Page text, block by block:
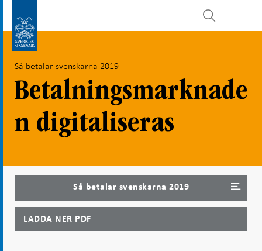
direkt
innehåll
undersidor
Sök
Så betalar svenskarna 2019
Betalningsmarknade
n digitaliseras
Så betalar svenskarna 2019
LADDA NER PDF